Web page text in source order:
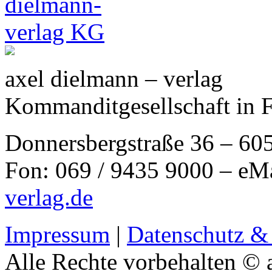
axel dielmann – verlag
Kommanditgesellschaft in
Donnersbergstraße 36 –
Fon: 069 / 9435 9000 –
verlag.de
Impressum | Datenschutz
Alle Rechte vorbehalten ©